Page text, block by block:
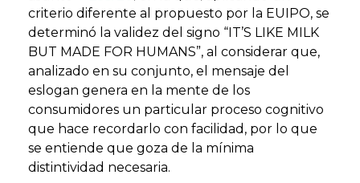
criterio diferente al propuesto por la EUIPO, se
determinó la validez del signo “IT’S LIKE MILK
BUT MADE FOR HUMANS”, al considerar que,
analizado en su conjunto, el mensaje del
eslogan genera en la mente de los
consumidores un particular proceso cognitivo
que hace recordarlo con facilidad, por lo que
se entiende que goza de la mínima
distintividad necesaria.